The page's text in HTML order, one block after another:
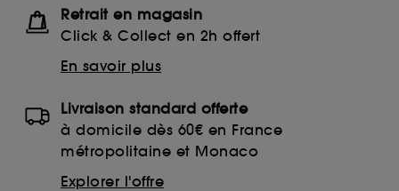
Retrait en magasin
Click & Collect en 2h offert
En savoir plus
Livraison standard offerte
à domicile dès 60€ en France
métropolitaine et Monaco
Explorer l'offre